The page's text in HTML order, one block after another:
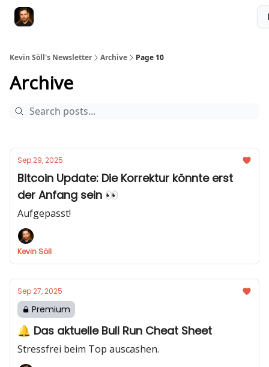
Kevin Söll's Newsletter Archive Page 10
Archive
Sep 29, 2025
Bitcoin Update: Die Korrektur könnte erst
der Anfang sein 👀
Aufgepasst!
Kevin Söll
Sep 27, 2025
Premium
🔔 Das aktuelle Bull Run Cheat Sheet
Stressfrei beim Top auscashen.